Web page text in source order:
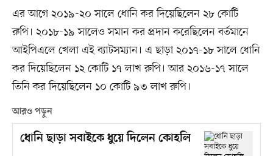
এর আগে ২০১৯-২০ সালে ধোনি কর দিয়েছিলেন ২৮ কোটি
রুপি। ২০১৮-১৯ সালেও সমান কর প্রদান করেছিলেন বর্তমানে
আইপিএলে খেলা এই ব্যাটসম্যান। এ ছাড়া ২০১৭-১৮ সালে ধোনি
কর দিয়েছিলেন ১২ কোটি ১৭ লাখ রুপি। আর ২০১৬-১৭ সালে
তিনি কর দিয়েছিলেন ১০ কোটি ৯৩ লাখ রুপি।
আরও পড়ুন
ধোনি ছাড়া সবাইকে ধুয়ে দিলেন কোহলি